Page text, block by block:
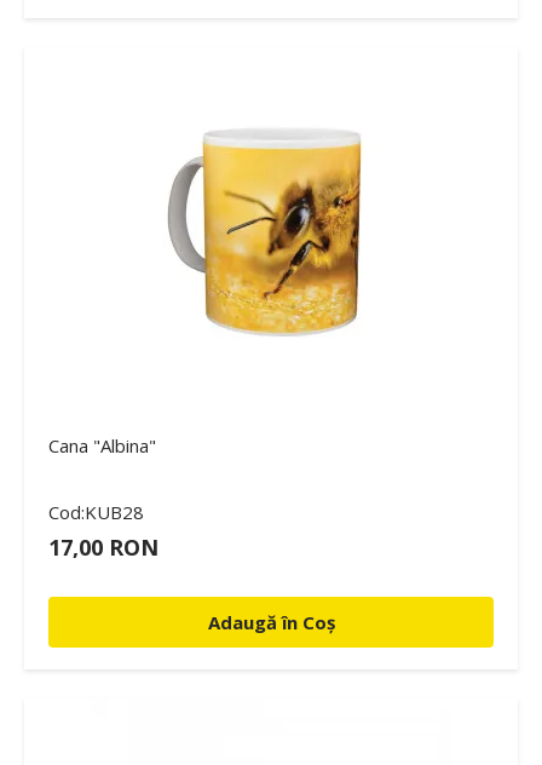
Cana "Albina"
Cod:KUB28
17,00 RON
Adaugă în Coș